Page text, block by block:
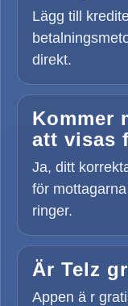
Lägg till
direkt.
Kommer
att visas
Ja, ditt
för
ringer.
Är Telz
Appen ä r